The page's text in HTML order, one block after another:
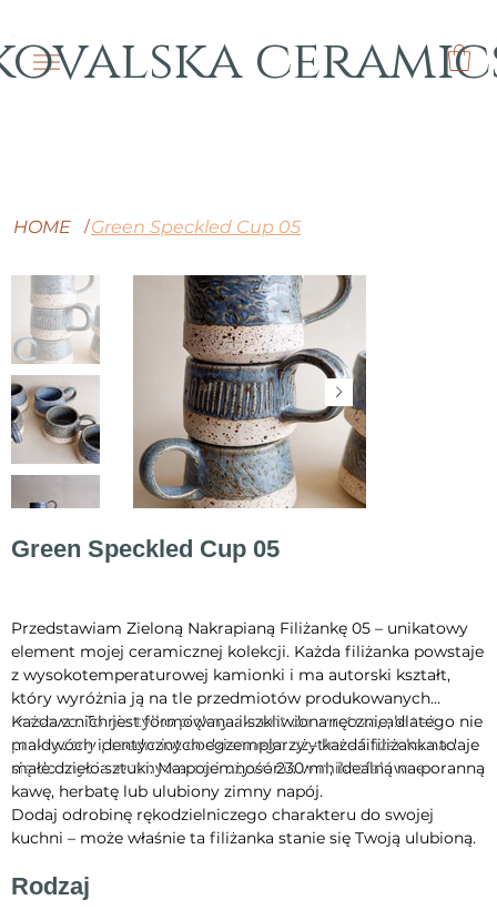
HOME /Green Speckled Cup 05
Green Speckled Cup 05
Przedstawiam Zieloną Nakrapianą Filiżankę 05 – unikatowy
element mojej ceramicznej kolekcji. Każda filiżanka powstaje
z wysokotemperaturowej kamionki i ma autorski kształt,
który wyróżnia ją na tle przedmiotów produkowanych
masowo. To nie tylko piękny akcent do wnętrza, ale też
praktyczny przedmiot codziennego użytku – filiżanka nadaje
się do mycia w zmywarce i używania w mikrofalówce.
Każda z nich jest formowana i szkliwiona ręcznie, dlatego nie
ma dwóch identycznych egzemplarzy – każda filiżanka to
małe dzieło sztuki. Ma pojemność 230 ml, idealną na poranną
kawę, herbatę lub ulubiony zimny napój.
Dodaj odrobinę rękodzielniczego charakteru do swojej
kuchni – może właśnie ta filiżanka stanie się Twoją ulubioną.
Rodzaj